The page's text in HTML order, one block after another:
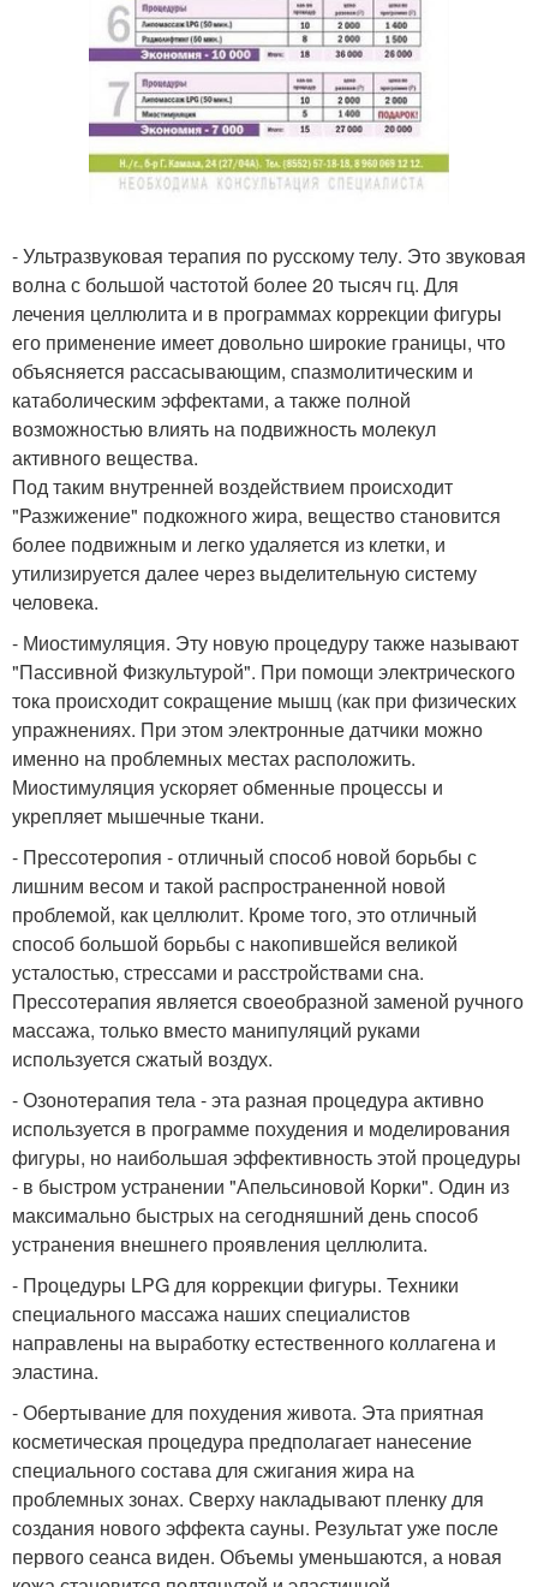
- Ультразвуковая терапия по русскому телу. Это звуковая
волна с большой частотой более 20 тысяч гц. Для
лечения целлюлита и в программах коррекции фигуры
его применение имеет довольно широкие границы, что
объясняется рассасывающим, спазмолитическим и
катаболическим эффектами, а также полной
возможностью влиять на подвижность молекул
активного вещества.
Под таким внутренней воздействием происходит
"Разжижение" подкожного жира, вещество становится
более подвижным и легко удаляется из клетки, и
утилизируется далее через выделительную систему
человека.
- Миостимуляция. Эту новую процедуру также называют
"Пассивной Физкультурой". При помощи электрического
тока происходит сокращение мышц (как при физических
упражнениях. При этом электронные датчики можно
именно на проблемных местах расположить.
Миостимуляция ускоряет обменные процессы и
укрепляет мышечные ткани.
- Прессотеропия - отличный способ новой борьбы с
лишним весом и такой распространенной новой
проблемой, как целлюлит. Кроме того, это отличный
способ большой борьбы с накопившейся великой
усталостью, стрессами и расстройствами сна.
Прессотерапия является своеобразной заменой ручного
массажа, только вместо манипуляций руками
используется сжатый воздух.
- Озонотерапия тела - эта разная процедура активно
используется в программе похудения и моделирования
фигуры, но наибольшая эффективность этой процедуры
- в быстром устранении "Апельсиновой Корки". Один из
максимально быстрых на сегодняшний день способ
устранения внешнего проявления целлюлита.
- Процедуры LPG для коррекции фигуры. Техники
специального массажа наших специалистов
направлены на выработку естественного коллагена и
эластина.
- Обертывание для похудения живота. Эта приятная
косметическая процедура предполагает нанесение
специального состава для сжигания жира на
проблемных зонах. Сверху накладывают пленку для
создания нового эффекта сауны. Результат уже после
первого сеанса виден. Объемы уменьшаются, а новая